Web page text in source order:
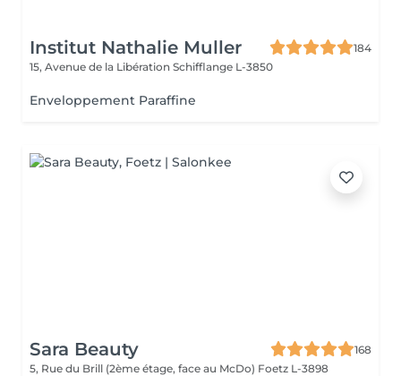
Institut Nathalie Muller
184
15, Avenue de la Libération Schifflange L-3850
Enveloppement Paraffine
Sara Beauty
168
5, Rue du Brill (2ème étage, face au McDo) Foetz L-3898